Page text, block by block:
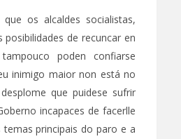
os alcaldes socialistas,
posibilidades de recuncar en
poden confiarse
inimigo maior non está no
que puidese sufrir
incapaces de facerlle
principais do paro e a